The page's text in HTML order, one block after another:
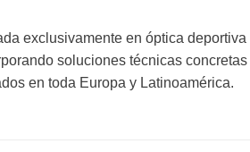
exclusivamente en óptica
soluciones técnicas
en toda Europa y Latinoamérica.